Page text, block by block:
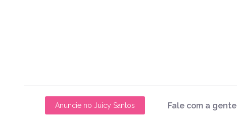
Anuncie no Juicy Santos Fale com a gente